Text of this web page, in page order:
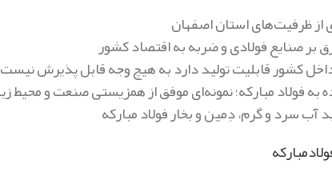
ظرفیت‌های استان اصفهان
صنایع فولادی و ضربه به اقتصاد کشور
کشور قابلیت تولید دارد به هیچ وجه قابل پذیرش نیست
آب سرد و گرم، دِمین و بخار فولاد مبارکه